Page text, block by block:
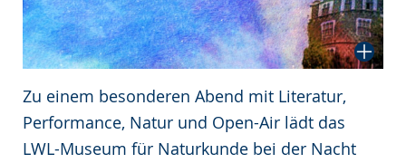
Zu einem besonderen Abend mit Literatur,
Performance, Natur und Open-Air lädt das
LWL-Museum für Naturkunde bei der Nacht